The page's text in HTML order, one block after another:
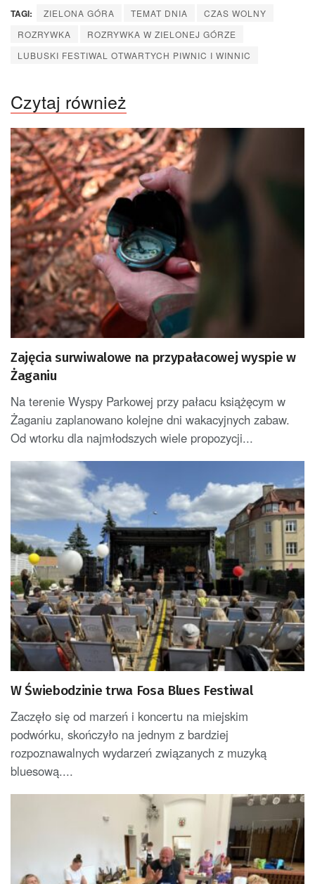
TAGI: ZIELONA GÓRA TEMAT DNIA
CZAS WOLNY
ROZRYWKA
ROZRYWKA W ZIELONEJ GÓRZE
LUBUSKI FESTIWAL OTWARTYCH PIWNIC I WINNIC
Czytaj również
Zajęcia surwiwalowe na przypałacowej wyspie w
Żaganiu
Na terenie Wyspy Parkowej przy pałacu książęcym w
Żaganiu zaplanowano kolejne dni wakacyjnych zabaw.
Od wtorku dla najmłodszych wiele propozycji...
W Świebodzinie trwa Fosa Blues Festiwal
Zaczęło się od marzeń i koncertu na miejskim
podwórku, skończyło na jednym z bardziej
rozpoznawalnych wydarzeń związanych z muzyką
bluesową....